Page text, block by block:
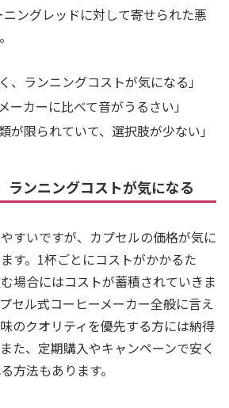
ングレッドに対して寄せられた悪
、ランニングコストが気になる」
ーカーに比べて音がうるさい」
が限られていて、選択肢が少ない」
ランニングコストが気になる
すいですが、カプセルの価格が気に
す。1杯ごとにコストがかかるた
場合にはコストが蓄積されていきま
セル式コーヒーメーカー全般に言え
のクオリティを優先する方には納得
た、定期購入やキャンペーンで安く
方法もあります。